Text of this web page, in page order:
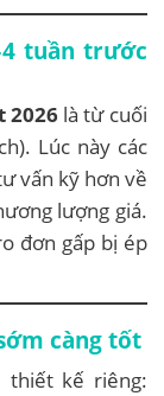
tuần trước
2026là từ cuối
Lúc này các
vấn kỹ hơn về
lượng giá.
đơn gấp bị ép
càng tốt
thiết kế riêng: